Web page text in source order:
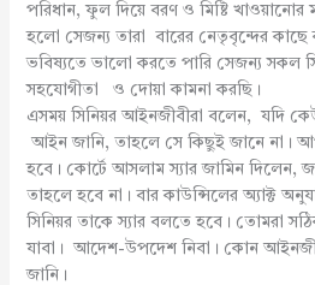
পরিধান, ফুল দিয়ে বরণ ও মিষ্টি
হলো সেজন্য তারা বারের নেতৃবৃন্দের
ভবিষ্যতে ভালো করতে পারি সেজন্য সকল
সহযোগীতা ও দোয়া কামনা করছি।
এসময় সিনিয়র আইনজীবীরা বলেন, যদি
আইন জানি, তাহলে সে কিছুই জানে না।
হবে। কোর্টে আসলাম স্যার জামিন দিলেন,
তাহলে হবে না। বার কাউন্সিলের অ্যাক্ট
সিনিয়র তাকে স্যার বলতে হবে। তোমরা
যাবা। আদেশ-উপদেশ নিবা। কোন
জানি।